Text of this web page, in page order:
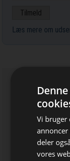
Læs mere om
Vi bruger
deler
vores